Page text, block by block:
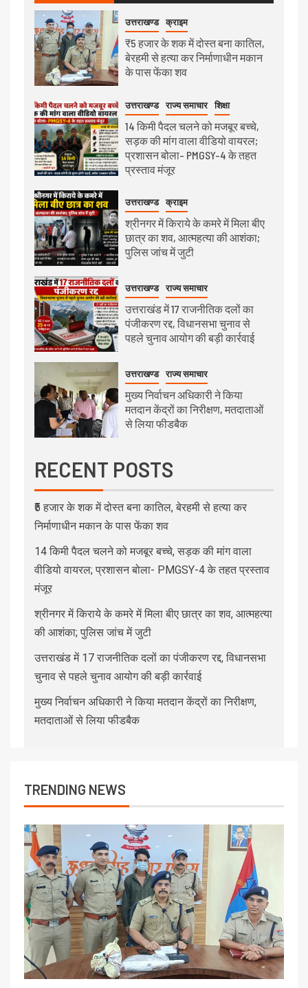
उत्तराखण्ड क्राइम
₹5 हजार के शक में दोस्त बना कातिल,
बेरहमी से हत्या कर निर्माणाधीन मकान
के पास फेंका शव
उत्तराखण्ड राज्य समाचार शिक्षा
14 किमी पैदल चलने को मजबूर बच्चे,
सड़क की मांग वाला वीडियो वायरल;
प्रशासन बोला- PMGSY-4 के तहत
प्रस्ताव मंजूर
उत्तराखण्ड क्राइम
श्रीनगर में किराये के कमरे में मिला बीए
छात्र का शव, आत्महत्या की आशंका;
पुलिस जांच में जुटी
उत्तराखण्ड राज्य समाचार
उत्तराखंड में 17 राजनीतिक दलों का
पंजीकरण रद्द, विधानसभा चुनाव से
पहले चुनाव आयोग की बड़ी कार्रवाई
उत्तराखण्ड राज्य समाचार
मुख्य निर्वाचन अधिकारी ने किया
मतदान केंद्रों का निरीक्षण, मतदाताओं
से लिया फीडबैक
RECENT POSTS
₹5 हजार के शक में दोस्त बना कातिल, बेरहमी से हत्या कर
निर्माणाधीन मकान के पास फेंका शव
14 किमी पैदल चलने को मजबूर बच्चे, सड़क की मांग वाला
वीडियो वायरल; प्रशासन बोला- PMGSY-4 के तहत प्रस्ताव
मंजूर
श्रीनगर में किराये के कमरे में मिला बीए छात्र का शव, आत्महत्या
की आशंका; पुलिस जांच में जुटी
उत्तराखंड में 17 राजनीतिक दलों का पंजीकरण रद्द, विधानसभा
चुनाव से पहले चुनाव आयोग की बड़ी कार्रवाई
मुख्य निर्वाचन अधिकारी ने किया मतदान केंद्रों का निरीक्षण,
मतदाताओं से लिया फीडबैक
TRENDING NEWS